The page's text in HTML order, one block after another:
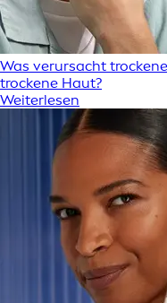
Was verursacht
trockene Haut?
Weiterlesen